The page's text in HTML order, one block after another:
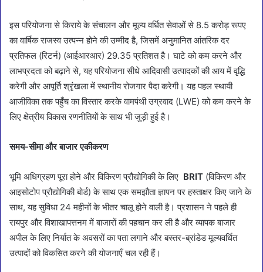
इस परियोजना से किराये के संचालन और मूल्य वर्धित सेवाओं से 8.5 करोड़ रूपए
का वार्षिक राजस्व उत्पन्न होने की उम्मीद है, जिसमें अनुमानित आंतरिक दर
प्रतिफल (रिटर्न) (आईआरआर) 29.35 प्रतिशत है। घाटे को कम करने और
लाभप्रदता को बढ़ाने से, यह परियोजना सीधे आदिवासी उत्पादकों की आय में वृद्धि
करेगी और आपूर्ति श्रृंखला में स्थानीय रोजगार पैदा करेगी। यह पहल स्थायी
आजीविका तक पहुँच का विस्तार करके वामपंथी उग्रवाद (LWE) को कम करने के
लिए क्षेत्रीय विकास रणनीतियों के साथ भी जुड़ी हुई है।
समय-सीमा और बाजार एकीकरण
भूमि अधिग्रहण पूरा होने और विकिरण प्रौद्योगिकी के लिए BRIT (विकिरण और
आइसोटोप प्रौद्योगिकी बोर्ड) के साथ एक समझौता ज्ञापन पर हस्ताक्षर किए जाने के
साथ, यह सुविधा 24 महीनों के भीतर चालू होने वाली है। प्रशासन ने पहले ही
रायपुर और विशाखापत्तनम में बाजारों की पहचान कर ली है और व्यापक बाजार
अपील के लिए निर्यात के अवसरों का पता लगाने और बस्तर-ब्रांडेड मूल्यवर्धित
उत्पादों को विकसित करने की योजनाएँ चल रही हैं।